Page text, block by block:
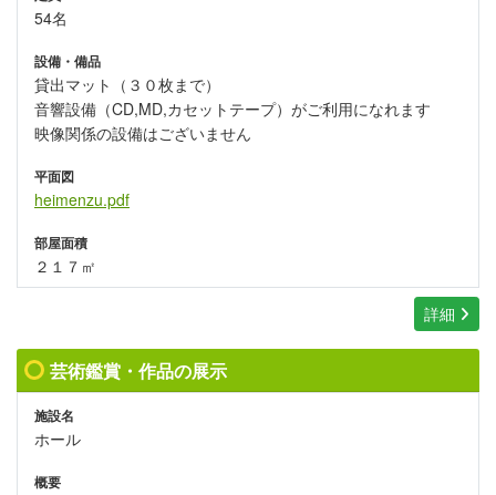
54名
設備・備品
貸出マット（３０枚まで）
音響設備（CD,MD,カセットテープ）がご利用になれます
映像関係の設備はございません
平面図
heimenzu.pdf
部屋面積
２１７㎡
詳細
芸術鑑賞・作品の展示
施設名
ホール
概要